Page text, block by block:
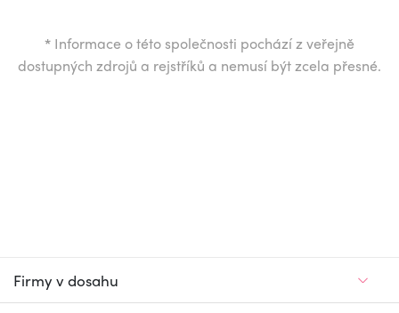
* Informace o této společnosti pochází z veřejně
dostupných zdrojů a rejstříků a nemusí být zcela přesné.
Firmy v dosahu